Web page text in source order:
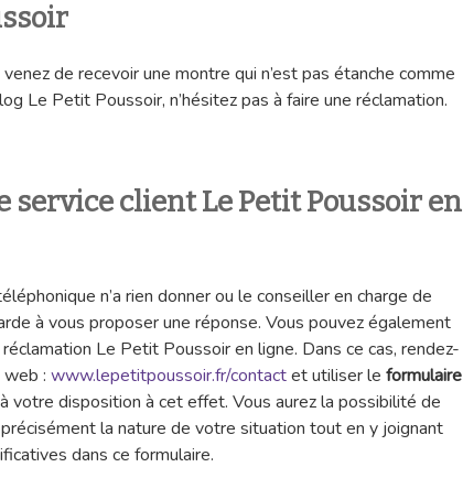
de recevoir une montre qui n’est pas étanche comme
Le Petit Poussoir, n’hésitez pas à faire une réclamation.
service client Le Petit Poussoir en
n’a rien donner ou le conseiller en charge de
à vous proposer une réponse. Vous pouvez également
Le Petit Poussoir en ligne. Dans ce cas, rendez-
: www.lepetitpoussoir.fr/contactet utiliser le formulaire
votre disposition à cet effet. Vous aurez la possibilité de
la nature de votre situation tout en y joignant
dans ce formulaire.